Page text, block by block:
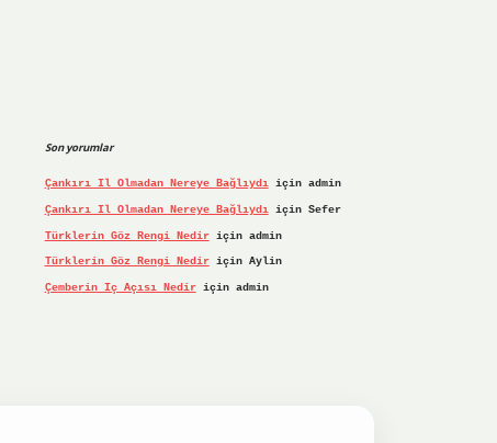
Son yorumlar
Çankırı Il Olmadan Nereye Bağlıydıiçin admin
Çankırı Il Olmadan Nereye Bağlıydıiçin Sefer
Türklerin Göz Rengi Nediriçin admin
Türklerin Göz Rengi Nediriçin Aylin
Çemberin Iç Açısı Nediriçin admin